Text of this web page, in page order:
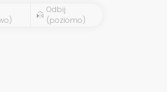
Odbij
(poziomo)